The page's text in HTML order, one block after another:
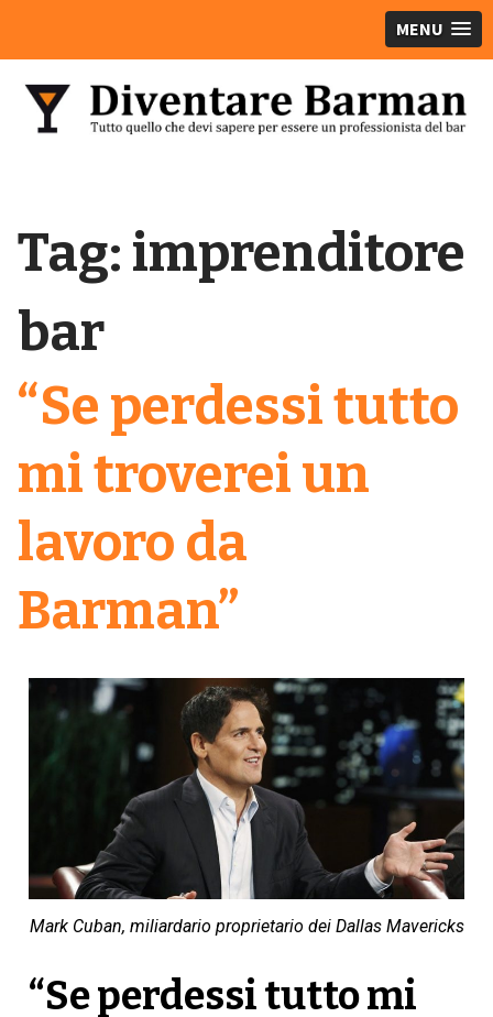
MENU
Tag: imprenditore
bar
“Se perdessi tutto
mi troverei un
lavoro da
Barman”
Mark Cuban, miliardario proprietario dei Dallas Mavericks
“Se perdessi tutto mi